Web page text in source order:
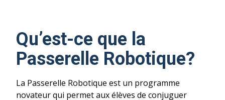
Qu’est-ce que la
Passerelle Robotique?
La Passerelle Robotique est un programme
novateur qui permet aux élèves de conjuguer